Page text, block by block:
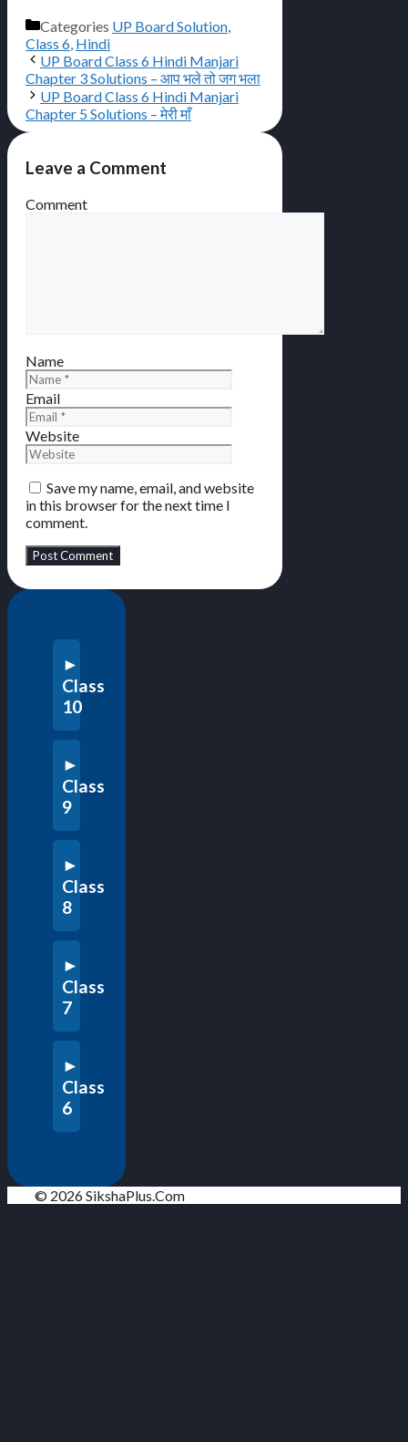
Categories UP Board Solution
Class 6 Hindi
UP Board Class 6 Hindi Manjari
Chapter 3 Solutions – आप भले तो जग भला
UP Board Class 6 Hindi Manjari
Chapter 5 Solutions – मेरी माँ
Leave a Comment
Comment
Name
Email
Website
Save my name, email, and website
in this browser for the next time I
comment.
Class
10
Class
9
Class
8
Class
7
Class
6
© 2026 SikshaPlus.Com